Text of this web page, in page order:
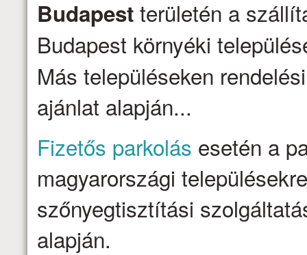
Budapest területén a
Budapest környéki
Más településeken
ajánlat alapján...
Fizetős parkolás esetén a
magyarországi
szőnyegtisztítási
alapján.